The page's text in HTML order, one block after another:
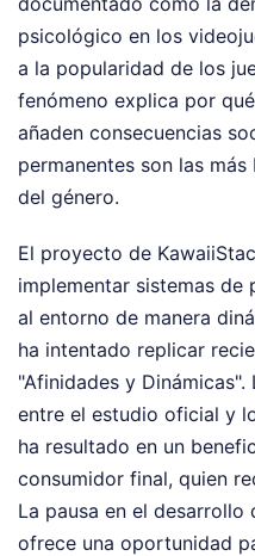
psicológico en los
a la popularidad de los
fenómeno explica por
añaden consecuencias
permanentes son las
del género.
El proyecto de
implementar sistemas de
al entorno de manera
ha intentado replicar
"Afinidades y
entre el estudio oficial y
ha resultado en un
consumidor final, quien
La pausa en el desarrollo
ofrece una oportunidad